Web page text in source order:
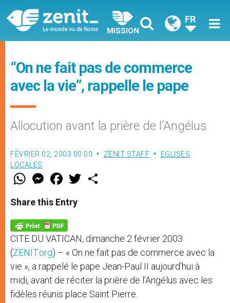
MISSION
FR
“On ne fait pas de commerce
avec la vie”, rappelle le pape
Allocution avant la prière de l’Angélus
FÉVRIER 02, 2003 00:00 ZENIT STAFF
EGLISES
LOCALES
W
t
s
p
p
M
e
s
e
g
e
r
F
a
e
b
o
k
w
Share this Entry
CITE DU VATICAN, dimanche 2 février 2003
(ZENIT.org) – « On ne fait pas de commerce avec la
vie », a rappelé le pape Jean-Paul II aujourd’hui à
midi, avant de réciter la prière de l’Angélus avec les
fidèles réunis place Saint Pierre.